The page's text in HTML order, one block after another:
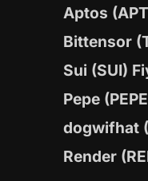
Aptos
Bittensor
Sui (SUI)
Pepe
dogwifhat
Render